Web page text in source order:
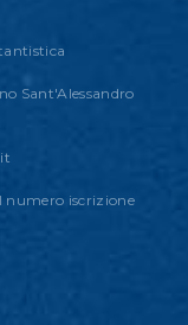
Sant'Alessandro
numero iscrizione